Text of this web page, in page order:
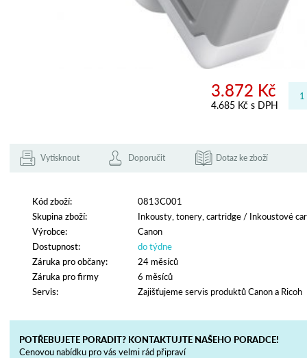
3.872 Kč
4.685 Kč s DPH
Vytisknout Doporučit Dotaz ke zboží
Kód zboží:
0813C001
Skupina zboží:
Inkousty, tonery, cartridge / Inkoustové
Výrobce:
Canon
Dostupnost:
do týdne
Záruka pro občany:
24 měsíců
Záruka pro firmy
6 měsíců
Servis:
Zajišťujeme servis produktů Canon a Ricoh
POTŘEBUJETE PORADIT? KONTAKTUJTE NAŠEHO PORADCE!
Cenovou nabídku pro vás velmi rád připraví